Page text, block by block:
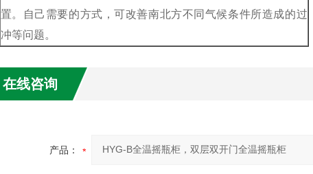
置。自己需要的方式，可改善南北方不同气候条件所造成的过
冲等问题。
在线咨询
产品：